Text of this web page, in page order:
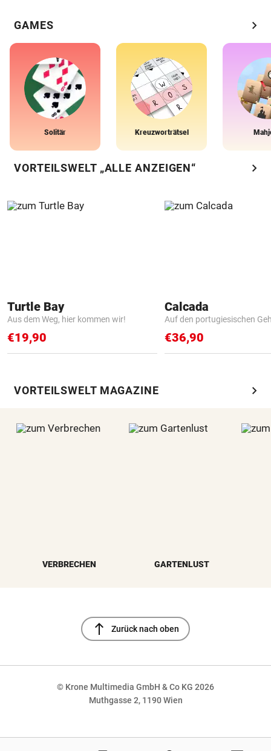
GAMES chevron_right
Solitär Kreuzworträtsel
VORTEILSWELT „ALLE ANZEIGEN“ chevron_right
Turtle Bay
Aus dem Weg, hier kommen wir!
€19,90
Calcada
Auf den portugiesischen
€36,90
VORTEILSWELT MAGAZINE chevron_right
VERBRECHEN GARTENLUST
north Zurück nach oben
© Krone Multimedia GmbH & Co KG 2026
Muthgasse 2, 1190 Wien
NaN%